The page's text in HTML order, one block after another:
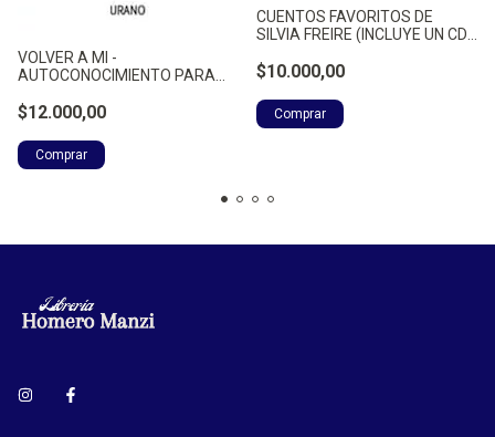
VOLVER A MI -
AUTOCONOCIMIENTO PARA
$12.000,00
CUENTOS FAVORITOS DE
SILVIA FREIRE (INCLUYE UN CD -
$10.000,00